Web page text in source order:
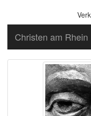
Christen am Rhein